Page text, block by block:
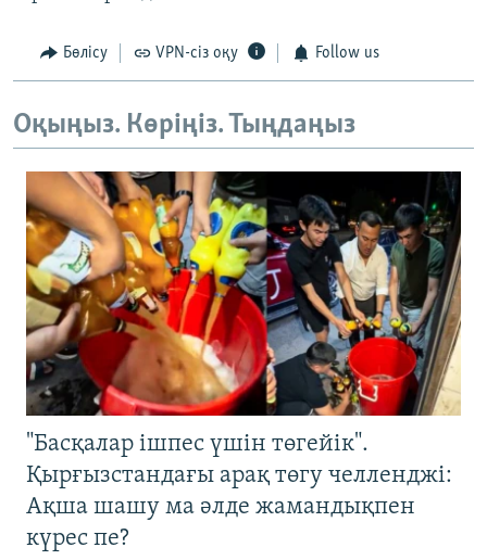
Бөлісу VPN-сіз оқу Follow us
Оқыңыз. Көріңіз. Тыңдаңыз
"Басқалар ішпес үшін төгейік".
Қырғызстандағы арақ төгу челленджі:
Ақша шашу ма әлде жамандықпен
күрес пе?